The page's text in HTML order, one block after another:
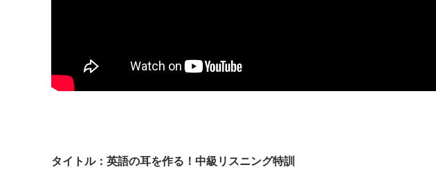
タイトル：英語の耳を作る！中級リスニング特訓